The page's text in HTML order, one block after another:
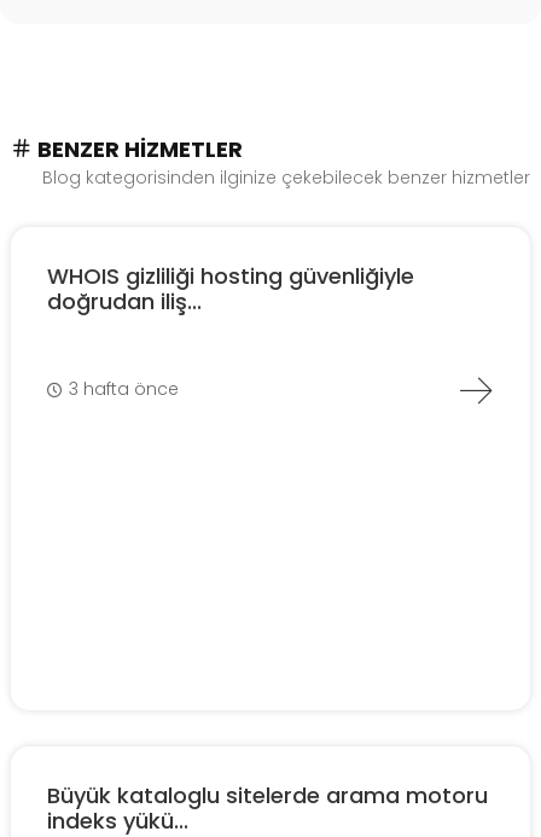
BENZER HIZMETLER
Blog kategorisinden ilginize çekebilecek benzer hizmetler
WHOIS gizliliği hosting güvenliğiyle
doğrudan iliş...
3 hafta önce
Büyük kataloglu sitelerde arama motoru
indeks yükü...